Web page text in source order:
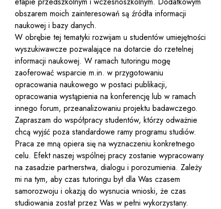
obszarem moich zainteresowań są źródła informacji
naukowej i bazy danych.
W obrębie tej tematyki rozwijam u studentów umiejętności
wyszukiwawcze pozwalające na dotarcie do rzetelnej
informacji naukowej. W ramach tutoringu mogę
zaoferować wsparcie m.in. w przygotowaniu
opracowania naukowego w postaci publikacji,
opracowania wystąpienia na konferencję lub w ramach
innego forum, przeanalizowaniu projektu badawczego.
Zapraszam do współpracy studentów, którzy odważnie
chcą wyjść poza standardowe ramy programu studiów.
Praca ze mną opiera się na wyznaczeniu konkretnego
celu. Efekt naszej wspólnej pracy zostanie wypracowany
na zasadzie partnerstwa, dialogu i porozumienia. Zależy
mi na tym, aby czas tutoringu był dla Was czasem
samorozwoju i okazją do wysnucia wnioski, że czas
studiowania został przez Was w pełni wykorzystany.